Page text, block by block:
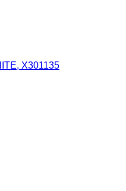
X301135